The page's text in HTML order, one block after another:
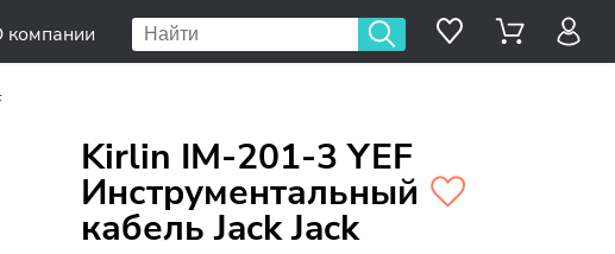
компании
Kirlin IM-201-3 YEF
Инструментальный
кабель Jack Jack